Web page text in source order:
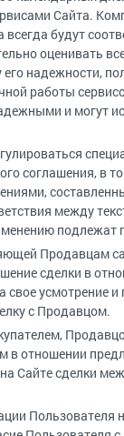
Сайта.
будут
оценивать
надежности,
работы
и могут
соглашения, в
между
подлежат
Продавцам
сделки в
усмотрение
с Продавцом.
отношении
Сайте сделки